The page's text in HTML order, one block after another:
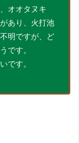
オオタヌキ
あり、火打池
明ですが、ど
です。
です。